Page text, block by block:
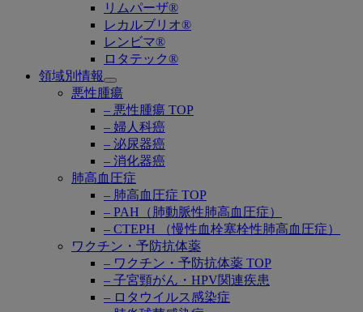
リムパーザ®
レカルブリオ®
レンビマ®
ロタテック®
領域別情報
Open
submenu
悪性腫瘍
– 悪性腫瘍 TOP
– 婦人科癌
– 泌尿器癌
– 消化器癌
肺高血圧症
– 肺高血圧症 TOP
– PAH（肺動脈性肺高血圧症）
– CTEPH （慢性血栓塞栓性肺高血圧症）
ワクチン・予防抗体薬
– ワクチン・予防抗体薬 TOP
– 子宮頸がん・HPV関連疾患
– ロタウイルス感染症